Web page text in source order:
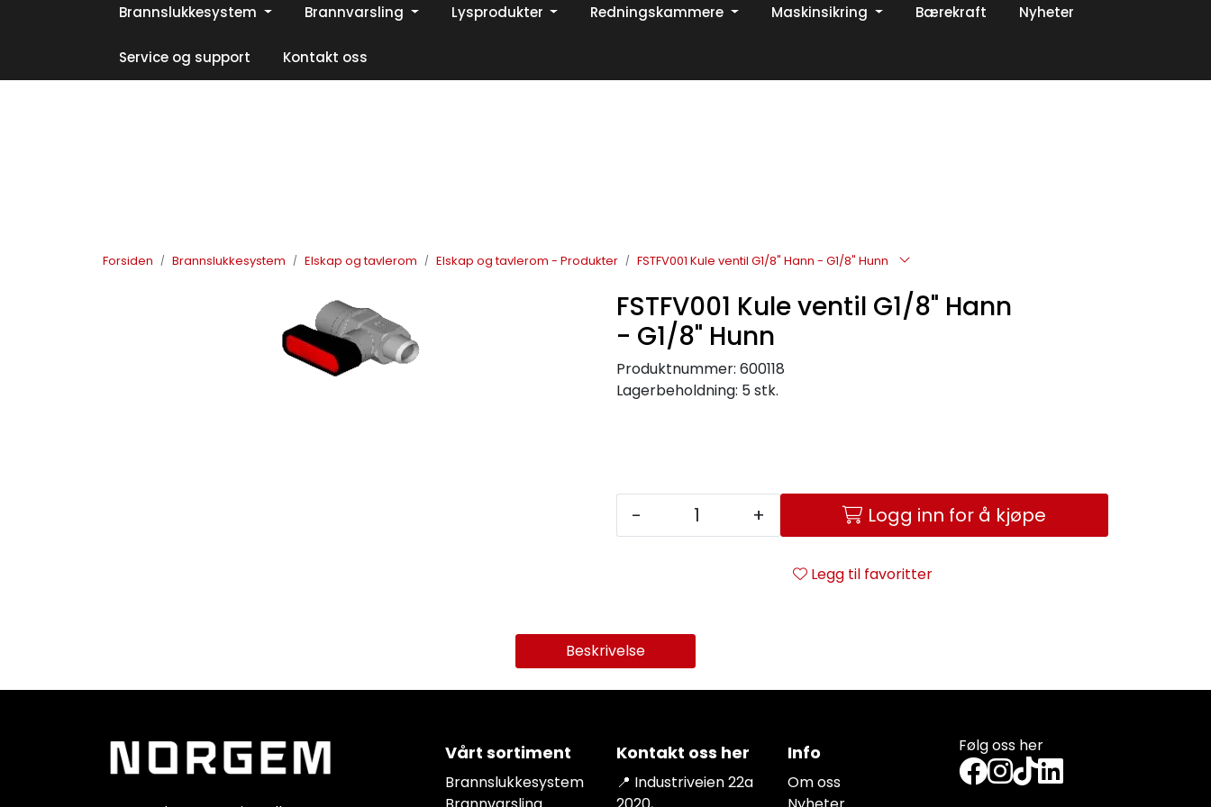
Skip to main content Din ekspert på brann og sikkerhetsløsninger!
Facebook | Instagram | LinkedIn
Brannslukkesystem Brannvarsling Lysprodukter Redningskammere Maskinsikring Bærekraft Nyheter
Service og support Kontakt oss
Forsiden Brannslukkesystem Elskap og tavlerom Elskap og tavlerom - Produkter FSTFV001 Kule ventil G1/8" Hann - G1/8" Hunn
FSTFV001 Kule ventil G1/8" Hann
- G1/8" Hunn
Produktnummer: 600118
Lagerbeholdning: 5 stk.
- + Logg inn for å kjøpe
Legg til favoritter
Beskrivelse
Følg oss her
Vårt sortiment
Brannslukkesystem
Info
Om oss
Kontakt oss her
📍 Industriveien 22a